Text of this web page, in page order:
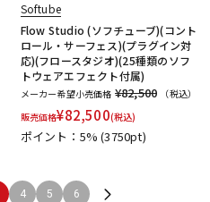
Softube
Flow Studio (ソフチューブ)(コント
ロール・サーフェス)(プラグイン対
応)(フロースタジオ)(25種類のソフ
トウェアエフェクト付属)
メーカー希望小売価格 ¥82,500
（税込）
販売価格¥82,500(税込)
ポイント：5%(3750pt)
4 5 6